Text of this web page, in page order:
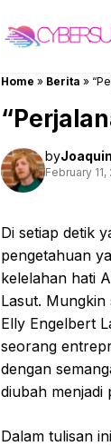
Home » Berita »
by
February 11,
Di setiap detik
pengetahuan
kelelahan hati
Lasut.
Elly Engelbert
seorang
dengan
diubah menjadi
Dalam tulisan